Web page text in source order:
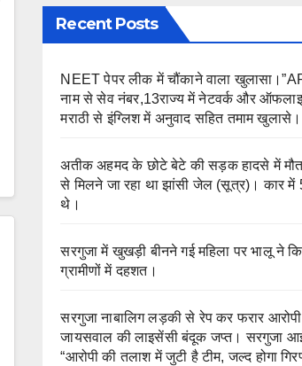
Recent Posts
NEET पेपर लीक में चौंकाने वाला
नाम से सेव नंबर,13राज्य में नेटवर्क और
मराठी से इंग्लिश में अनुवाद सहित तमाम खुलासे।
अतीक अहमद के छोटे बेटे की सड़क हादसे में
से मिलने जा रहा था झांसी जेल (सूत्र)। कार में
थे।
सरगुजा में खुखड़ी बीनने गई महिला पर भालू ने
ग्रामीणों में दहशत।
सरगुजा नाबालिग लड़की से रेप कर फरार
जायसवाल की लाइसेंसी बंदूक जप्त। सरगुजा
“आरोपी की तलाश में जुटी है टीम, जल्द होगा